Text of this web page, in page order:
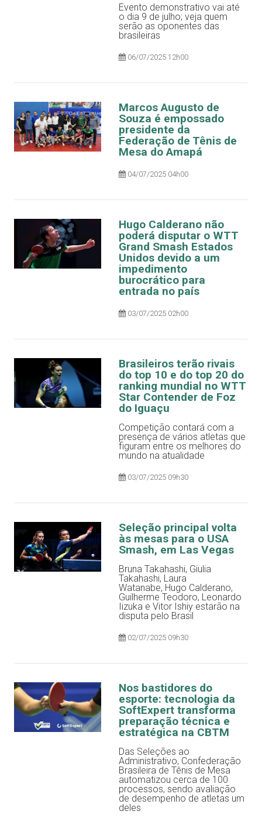
Evento demonstrativo vai até
o dia 9 de julho; veja quem
serão as oponentes das
brasileiras
06/07/2025 12h00
Marcos Augusto de
Souza é empossado
presidente da
Federação de Tênis de
Mesa do Amapá
04/07/2025 04h00
Hugo Calderano não
poderá disputar o WTT
Grand Smash Estados
Unidos devido a um
impedimento
burocrático para
entrada no país
03/07/2025 02h00
Brasileiros terão rivais
do top 10 e do top 20 do
ranking mundial no WTT
Star Contender de Foz
do Iguaçu
Competição contará com a
presença de vários atletas que
figuram entre os melhores do
mundo na atualidade
03/07/2025 09h30
Seleção principal volta
às mesas para o USA
Smash, em Las Vegas
Bruna Takahashi, Giulia
Takahashi, Laura
Watanabe, Hugo Calderano,
Guilherme Teodoro, Leonardo
Iizuka e Vitor Ishiy estarão na
disputa pelo Brasil
02/07/2025 09h30
Nos bastidores do
esporte: tecnologia da
SoftExpert transforma
preparação técnica e
estratégica na CBTM
Das Seleções ao
Administrativo, Confederação
Brasileira de Tênis de Mesa
automatizou cerca de 100
processos, sendo avaliação
de desempenho de atletas um
deles